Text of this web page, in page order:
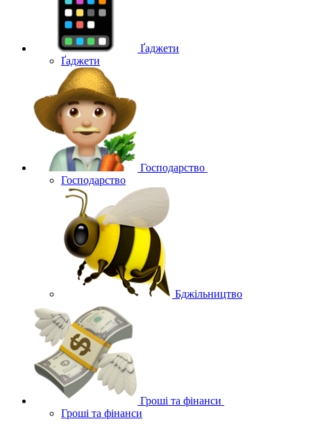
Ґаджети
Ґаджети
Господарство
Господарство
Бджільництво
Гроші та фінанси
Гроші та фінанси